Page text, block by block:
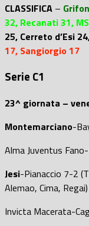
CLASSIFICA –
32, Recanati 31,
25, Cerreto d’Esi
17, Sangiorgio 17
Serie C1
23^ giornata –
Montemarciano-
Alma Juventus
Jesi-Pianaccio 7-2
Alemao, Cima, Regai)
Invicta Macerata-